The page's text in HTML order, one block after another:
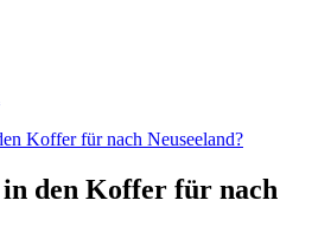
Koffer für nach Neuseeland?
den Koffer für nach